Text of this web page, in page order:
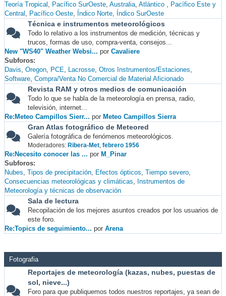
Teoría Tropical
Pacífico SurOeste Australia Atlántico
Pacífico Este y
Central
Pacífico Oeste Índico Norte Índico SurOeste
Técnica e instrumentos meteorológicos
Todo lo relativo a los instrumentos de medición, técnicas y
trucos, formas de uso, compra-venta, consejos...
New "WS40" Weather Websi... por Cavaliere
Subforos
Davis Oregon PCE Lacrosse Otros Instrumentos/Estaciones
Software Compra/Venta No Comercial de Material Aficionado
Revista RAM y otros medios de comunicación
Todo lo que se habla de la meteorología en prensa, radio,
televisión, internet...
Re:Meteo Campillos Sierr... por Meteo Campillos Sierra
Gran Atlas fotográfico de Meteored
Galería fotográfica de fenómenos meteorológicos.
Moderadores: Ribera-Met, febrero 1956
Re:Necesito conocer las ... por M_Pinar
Subforos
Nubes Tipos de precipitación Efectos ópticos Tiempo severo
Consecuencias meteorológicas y climáticas
Instrumentos de
Meteorología y técnicas de observación
Sala de lectura
Recopilación de los mejores asuntos creados por los usuarios de
este foro.
Re:Topics de seguimiento... por Arena
Fotografia
Reportajes de meteorología (kazas, nubes, puestas de
sol, nieve...)
Foro para que publiquemos todos nuestros reportajes, ya sean de